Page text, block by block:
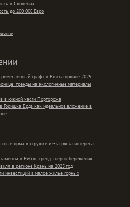
в Словении
до 200 000 Евро
крафт в Рожна долине 2025
тренды на экологичные материалы
в южной части Порторожа
Горишка Брда как идеальное вложение в
дома в струшке из-за роста интереса
в Рибно: тренд энергосбережения.
в регионе Крань на 2025 год
инвестиций в малое жилье горных